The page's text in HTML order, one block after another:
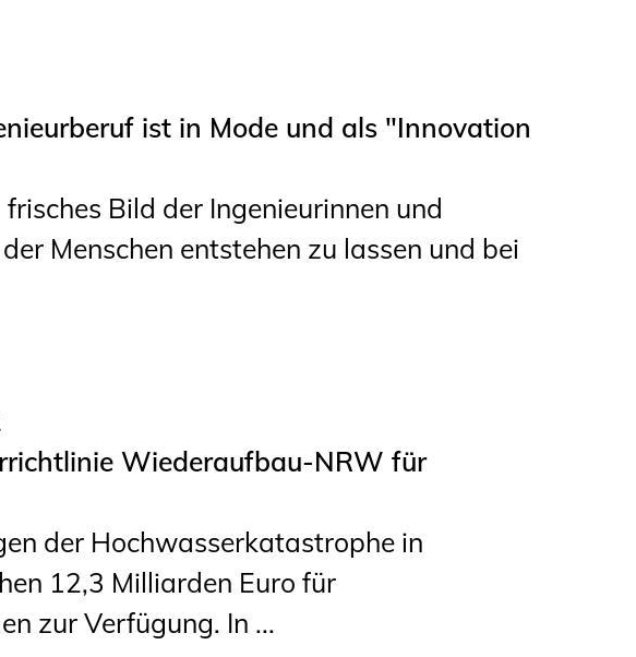
ist in Mode und als "Innovation
Bild der Ingenieurinnen und
Menschen entstehen zu lassen und bei
Wiederaufbau-NRW für
der Hochwasserkatastrophe in
12,3 Milliarden Euro für
zur Verfügung. In ...